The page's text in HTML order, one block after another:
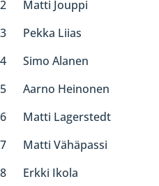
Matti Jouppi
Pekka Liias
Simo Alanen
Aarno Heinonen
Matti Lagerstedt
Matti Vähäpassi
Erkki Ikola